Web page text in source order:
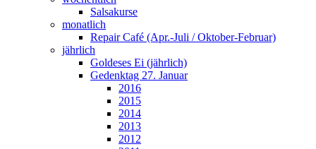
Salsakurse
monatlich
Repair Café (Apr.-Juli / Oktober-Februar)
jährlich
Goldeses Ei (jährlich)
Gedenktag 27. Januar
2016
2015
2014
2013
2012